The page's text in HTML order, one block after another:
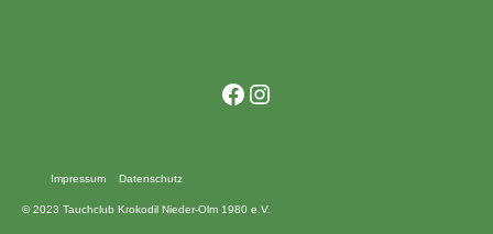
Facebook
Instagram
Impressum Datenschutz
© 2023 Tauchclub Krokodil Nieder-Olm 1980 e.V.